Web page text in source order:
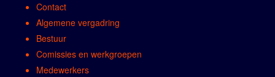
Contact
Algemene vergadring
Bestuur
Comissies en werkgroepen
Medewerkers